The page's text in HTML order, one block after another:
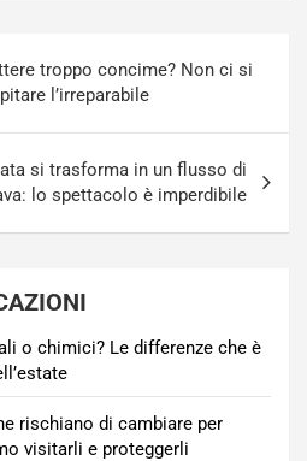
troppo concime? Non ci si
l’irreparabile
si trasforma in un flusso di
lo spettacolo è imperdibile
o chimici? Le differenze che è
rischiano di cambiare per
visitarli e proteggerli